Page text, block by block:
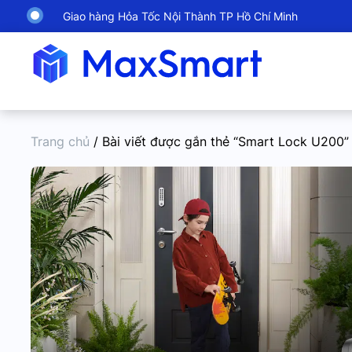
Giao hàng Hỏa Tốc Nội Thành TP Hồ Chí Minh
Trang chủ / Bài viết được gắn thẻ “Smart Lock U200”